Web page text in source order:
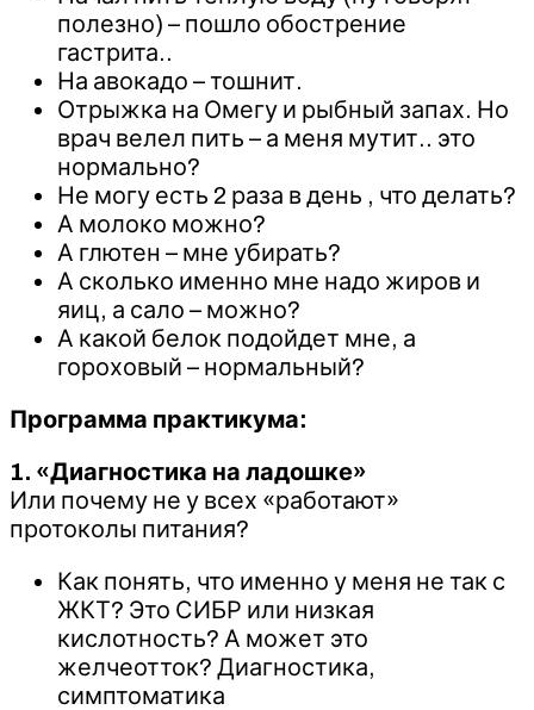
полезно) – пошло обострение
гастрита..
На авокадо – тошнит.
Отрыжка на Омегу и рыбный запах. Но
врач велел пить – а меня мутит.. это
нормально?
Не могу есть 2 раза в день , что делать?
А молоко можно?
А глютен – мне убирать?
А сколько именно мне надо жиров и
яиц, а сало – можно?
А какой белок подойдет мне, а
гороховый – нормальный?
Программа практикума:
1. «Диагностика на ладошке»
Или почему не у всех «работают»
протоколы питания?
Как понять, что именно у меня не так с
ЖКТ? Это СИБР или низкая
кислотность? А может это
желчеотток? Диагностика,
симптоматика